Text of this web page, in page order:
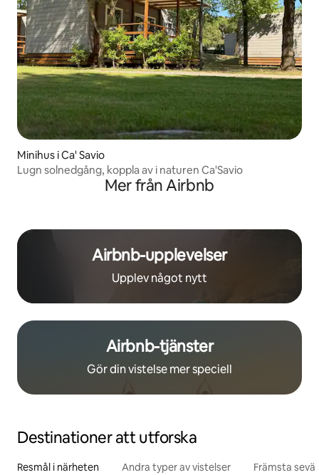
Minihus i Ca' Savio
Lugn solnedgång, koppla av i naturen Ca'Savio
Mer från Airbnb
Airbnb-upplevelser
Upplev något nytt
Airbnb-tjänster
Gör din vistelse mer speciell
Destinationer att utforska
Resmål i närheten Andra typer av vistelser Främsta